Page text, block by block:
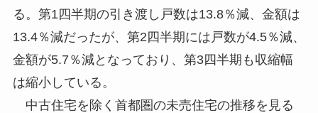
る。第1四半期の引き渡し戸数は13.8％減、金額は
13.4％減だったが、第2四半期には戸数が4.5％減、
金額が5.7％減となっており、第3四半期も収縮幅
は縮小している。
中古住宅を除く首都圏の未売住宅の推移を見る